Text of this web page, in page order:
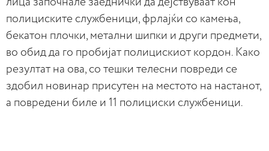
полициските службеници, фрлајќи со камења,
бекатон плочки, метални шипки и други предмети,
во обид да го пробијат полицискиот кордон. Како
резултат на ова, со тешки телесни повреди се
здобил новинар присутен на местото на настанот,
а повредени биле и 11 полициски службеници.​​